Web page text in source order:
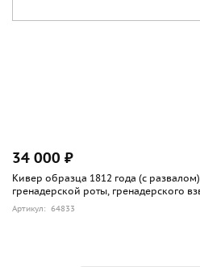
34 000 ₽
Кивер образца 1812 года (с
гренадерской роты, гренадерского
Артикул: 64833